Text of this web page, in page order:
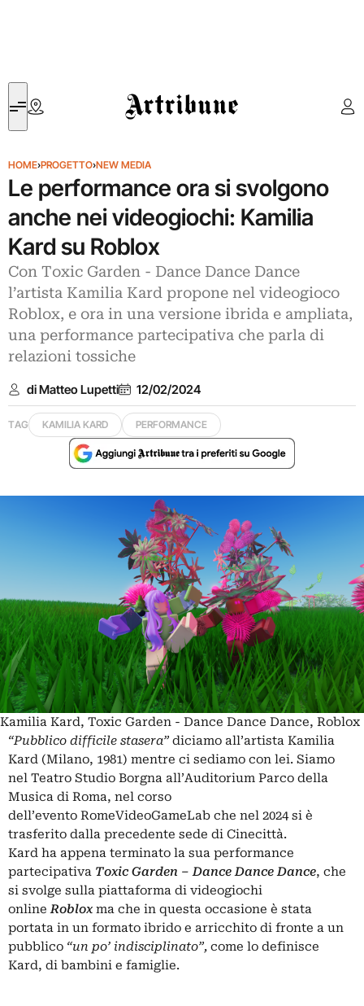
Artribune
HOME›PROGETTO›NEW MEDIA
Le performance ora si svolgono
anche nei videogiochi: Kamilia
Kard su Roblox
Con Toxic Garden - Dance Dance Dance
l’artista Kamilia Kard propone nel videogioco
Roblox, e ora in una versione ibrida e ampliata,
una performance partecipativa che parla di
relazioni tossiche
di Matteo Lupetti 12/02/2024
TAG KAMILIA KARD PERFORMANCE
Kamilia Kard, Toxic Garden - Dance Dance Dance, Roblox
“Pubblico difficile stasera” diciamo all’artista Kamilia
Kard (Milano, 1981) mentre ci sediamo con lei. Siamo
nel Teatro Studio Borgna all’Auditorium Parco della
Musica di Roma, nel corso
dell’evento RomeVideoGameLab che nel 2024 si è
trasferito dalla precedente sede di Cinecittà.
Kard ha appena terminato la sua performance
partecipativa Toxic Garden – Dance Dance Dance, che
si svolge sulla piattaforma di videogiochi
onlineRoblox ma che in questa occasione è stata
portata in un formato ibrido e arricchito di fronte a un
pubblico “un po’ indisciplinato”, come lo definisce
Kard, di bambini e famiglie.